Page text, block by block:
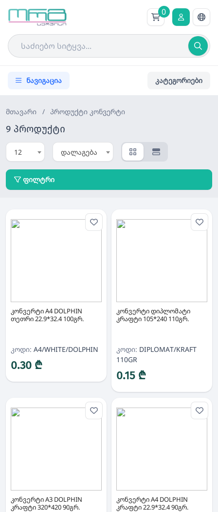
0
ნავიგაცია კატეგორიები
მთავარი / პროდუქტი კონვერტი
9 პროდუქტი
12 დალაგება
ფილტრი
კონვერტი A4 DOLPHIN
თეთრი 22.9*32.4 100გრ.
კოდი: A4/WHITE/DOLPHIN
0.30 ₾
კონვერტი დიპლომატი
კრაფტი 105*240 110გრ.
კოდი: DIPLOMAT/KRAFT
110GR
0.15 ₾
კონვერტი A3 DOLPHIN
კრაფტი 320*420 90გრ.
კონვერტი A4 DOLPHIN
კრაფტი 22.9*32.4 90გრ.